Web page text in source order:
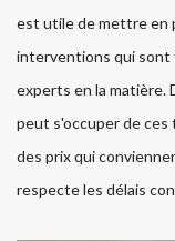
est utile de mettre en
interventions qui sont
experts en la matière.
peut s'occuper de ces
des prix qui
respecte les délais